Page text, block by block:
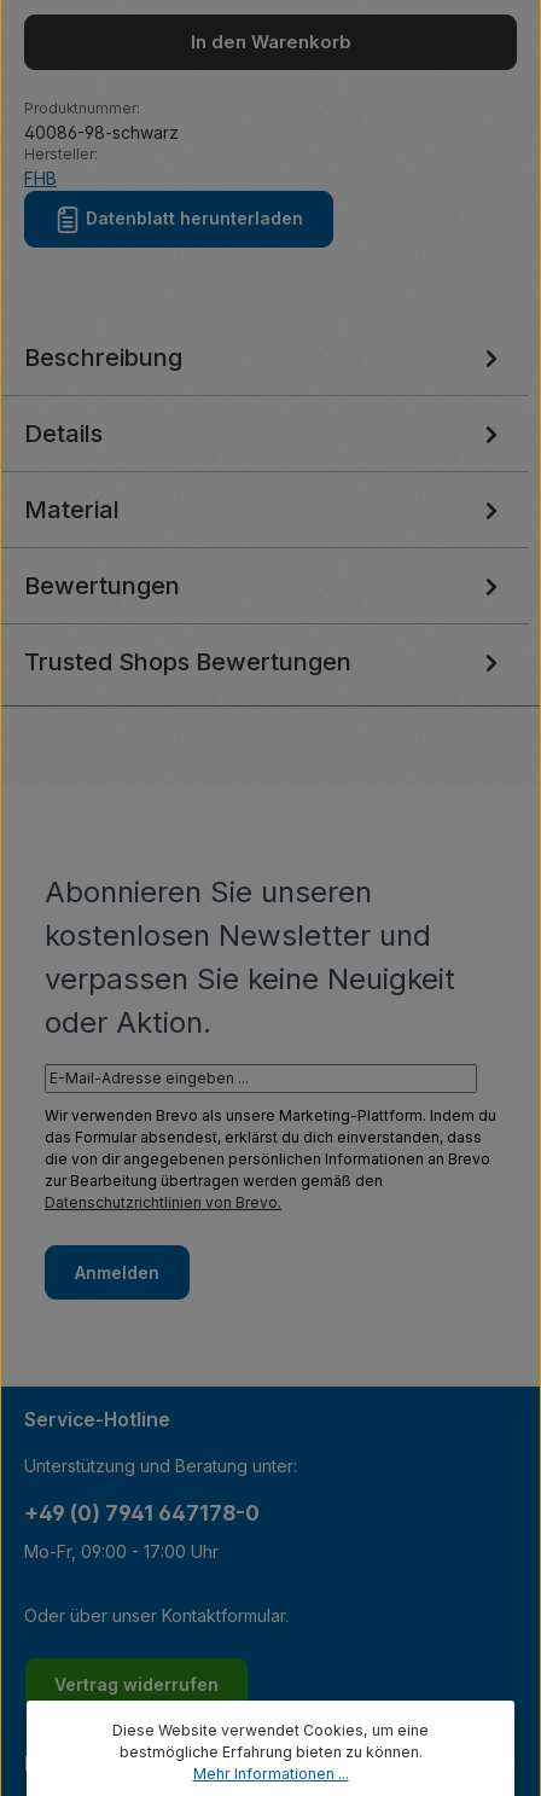
In den Warenkorb
Produktnummer:
40086-98-schwarz
Hersteller:
FHB
Datenblatt herunterladen
Beschreibung
Details
Material
Bewertungen
Trusted Shops Bewertungen
Abonnieren Sie unseren
kostenlosen Newsletter und
verpassen Sie keine Neuigkeit
oder Aktion.
Wir verwenden Brevo als unsere Marketing-Plattform. Indem du
das Formular absendest, erklärst du dich einverstanden, dass
die von dir angegebenen persönlichen Informationen an Brevo
zur Bearbeitung übertragen werden gemäß den
Datenschutzrichtlinien von Brevo.
Anmelden
Service-Hotline
Unterstützung und Beratung unter:
+49 (0) 7941 647178-0
Mo-Fr, 09:00 - 17:00 Uhr
Oder über unser Kontaktformular.
Vertrag widerrufen
Kundenservice
Diese Website verwendet Cookies, um eine
bestmögliche Erfahrung bieten zu können.
Mehr Informationen ...